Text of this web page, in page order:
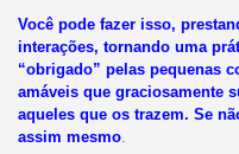
Você pode fazer isso,
interações, tornando uma
“obrigado” pelas pequenas
amáveis ​​que graciosamente
aqueles que os trazem. Se
assim mesmo.